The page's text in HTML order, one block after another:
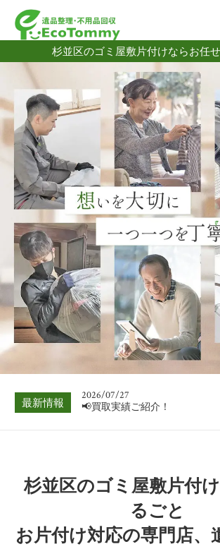
杉並区のゴミ屋敷片付けならお任
最新情報
2026/07/06
📢買取実績ご紹介！
2026/08/03
📢買取実績ご紹介！
2026/07/27
📢買取実績ご紹介！
2026/07/13
📢買取実績ご紹介！
2026/07/06
📢買取実績ご紹介！
杉並区のゴミ屋敷片付
るごと
お片付け対応の専門店、